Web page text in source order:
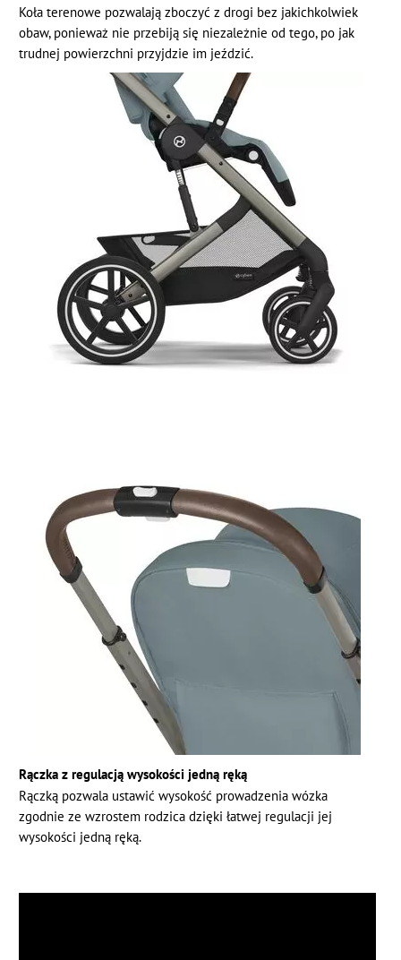
Koła terenowe pozwalają zboczyć z drogi bez jakichkolwiek
obaw, ponieważ nie przebiją się niezależnie od tego, po jak
trudnej powierzchni przyjdzie im jeździć.
Rączka z regulacją wysokości jedną ręką
Rączką pozwala ustawić wysokość prowadzenia wózka
zgodnie ze wzrostem rodzica dzięki łatwej regulacji jej
wysokości jedną ręką.